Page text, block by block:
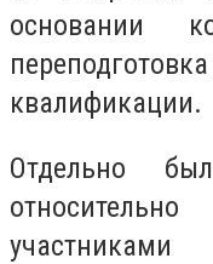
основании
квалификации.
Отдельно